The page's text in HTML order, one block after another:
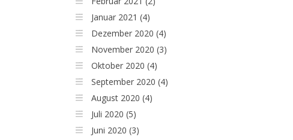
Januar 2021 (4)
Dezember 2020 (4)
November 2020 (3)
Oktober 2020 (4)
September 2020 (4)
August 2020 (4)
Juli 2020 (5)
Juni 2020 (3)